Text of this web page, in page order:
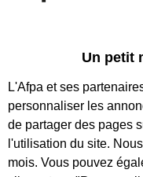
Un petit
L'Afpa et ses
personnaliser les
de partager des pages
l'utilisation du site.
mois. Vous pouvez